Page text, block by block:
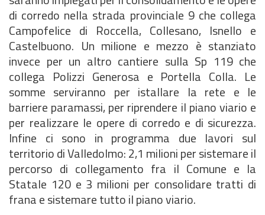
di corredo nella strada provinciale 9 che collega
Campofelice di Roccella, Collesano, Isnello e
Castelbuono. Un milione e mezzo è stanziato
invece per un altro cantiere sulla Sp 119 che
collega Polizzi Generosa e Portella Colla. Le
somme serviranno per istallare la rete e le
barriere paramassi, per riprendere il piano viario e
per realizzare le opere di corredo e di sicurezza.
Infine ci sono in programma due lavori sul
territorio di Valledolmo: 2,1 milioni per sistemare il
percorso di collegamento fra il Comune e la
Statale 120 e 3 milioni per consolidare tratti di
frana e sistemare tutto il piano viario.